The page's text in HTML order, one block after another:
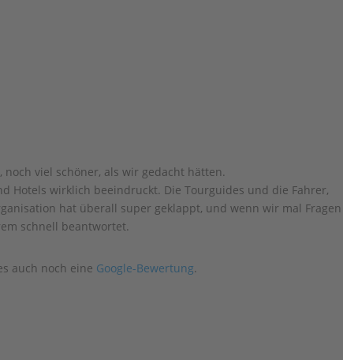
viel schöner, als wir gedacht hätten.
Hotels wirklich beeindruckt. Die Tourguides und die Fahrer,
hat überall super geklappt, und wenn wir mal Fragen
schnell beantwortet.
auch noch eine Google-Bewertung.